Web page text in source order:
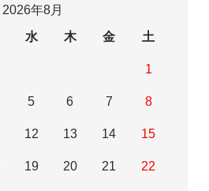
2026年8月
水 木 金 土
1
5 6 7 8
12 13 14 15
19 20 21 22